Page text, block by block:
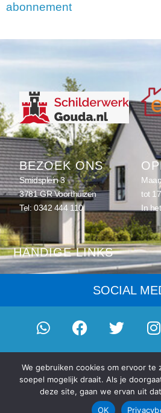
abonnement
BEZOEK ONS
Smidsplein 3
3781 GR Voorthuizen
Tel:0342 444 110
tot
In
HANDIGE LINKS
Schilderwerk
Onderhoud
Schilderabonnement
Schilderprijzen
SOCIAL
© 2026Schilderwerk Gouda-
Schilderplan, vereniging van schilders|
Gemaakt doorD-
Alle aangegeven prijzen voor een
indicatief en worden op basis van
We gebruiken cookies om ervoor te
soepel mogelijk draait. Als je
deze site, gaan we ervan uit
OK